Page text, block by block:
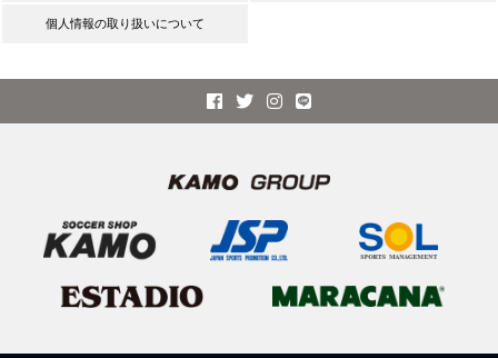
個人情報の取り扱いについて